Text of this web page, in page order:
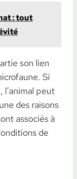
: tout
son lien
Si
l’animal peut
des raisons
associés à
de